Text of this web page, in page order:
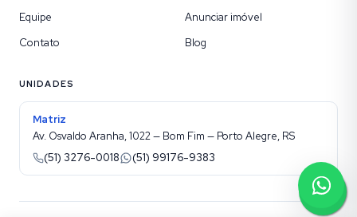
Equipe
Anunciar imóvel
Contato
Blog
UNIDADES
Matriz
Av. Osvaldo Aranha, 1022 — Bom Fim — Porto Alegre, RS
(51) 3276-0018
(51) 99176-9383